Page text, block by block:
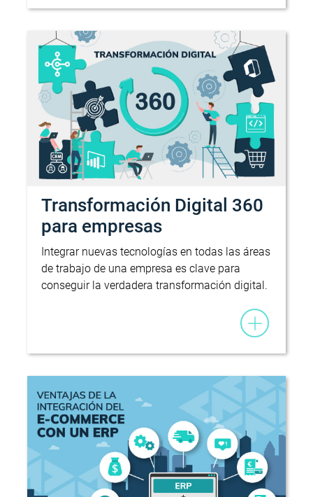
Transformación Digital 360
para empresas
Integrar nuevas tecnologías en todas las áreas
de trabajo de una empresa es clave para
conseguir la verdadera transformación digital.